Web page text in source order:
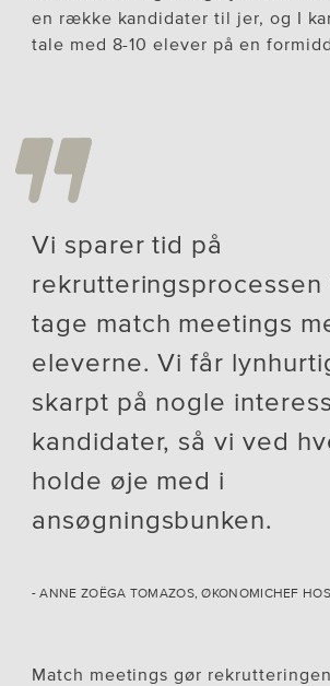
en række kandidater til jer, og I
tale med 8-10 elever på en
Vi sparer tid på
rekrutteringsprocessen
tage match meetings
eleverne. Vi får
skarpt på nogle
kandidater, så vi ved
holde øje med i
ansøgningsbunken.
- ANNE ZOËGA TOMAZOS, ØKONOMICHEF
Match meetings gør